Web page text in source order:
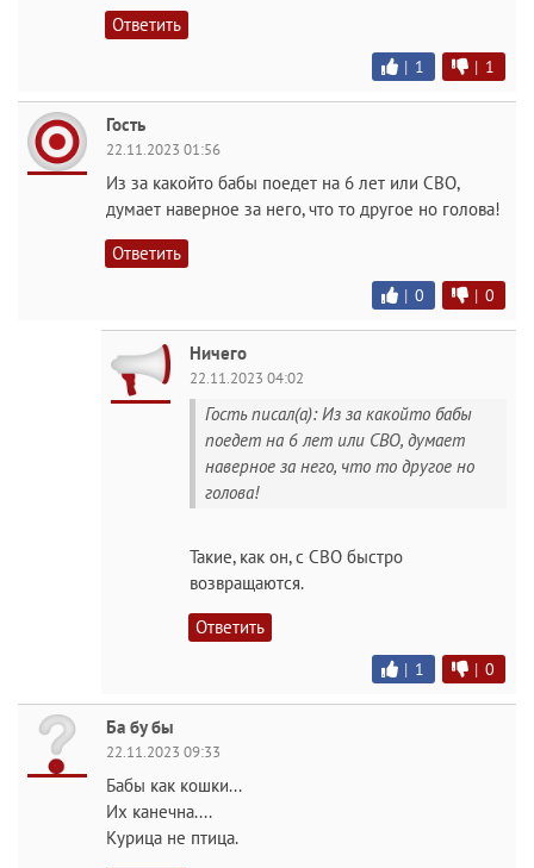
Ответить
| 1 | 1
Гость
22.11.2023 01:56
Из за какойто бабы поедет на 6 лет или СВО,
думает наверное за него, что то другое но голова!
Ответить
| 0 | 0
Ничего
22.11.2023 04:02
Гость писал(а): Из за какойто бабы
поедет на 6 лет или СВО, думает
наверное за него, что то другое но
голова!
Такие, как он, с СВО быстро
возвращаются.
Ответить
| 1 | 0
Ба бу бы
22.11.2023 09:33
Бабы как кошки...
Их канечна....
Курица не птица.